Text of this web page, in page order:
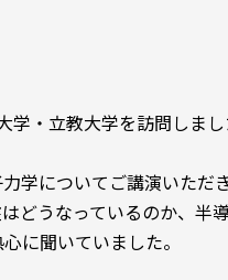
・立教大学を訪問しまし
学についてご講演いただ
どうなっているのか、半
に聞いていました。